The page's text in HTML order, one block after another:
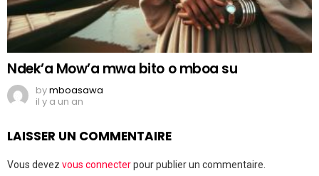
Ndek’a Mow’a mwa bito o mboa su
bymboasawa
il y a un an
LAISSER UN COMMENTAIRE
Vous devez vous connecterpour publier un commentaire.